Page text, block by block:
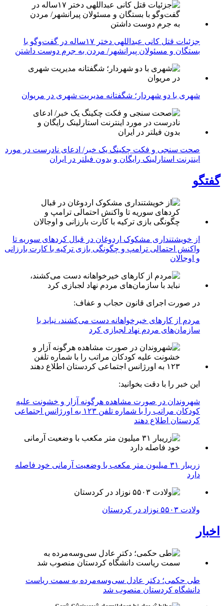
جزئیات قتل کانی عبداللهی دختر ۱۷ساله در گفت‌وگو با
بستگان و مسئولان پیرانشهر/ مردن به جرم دوست داشتن
شهری با دو شهردار؛ شگفتانه مدیریت شهری در مریوان
صحت سنجی و فکت چکینگ یک خبر/ ادعای نادرست در مورد
اینترنت استارلینک رایگان و بدون فیلتر در ایران
گفتگو
از خویشتنداری مشکوک اردوغان در قبال کردهای سوریه تا
واکنش احتمالی ترامپ و چگونگی بازی ترکیه با کارت بارزانی
و اوجالان
در صورت اجرای قانون حجاب و عفاف:
مردم از کارهای خیرخواهانه دست می‌کشند، نباید با
سازمان‌های مردم نهاد لجبازی کرد
این خبر را با دقت بخوانید:
شهروندان در صورت مشاهده هرگونه آزار و خشونت علیه
کودکان مراتب را با شماره تلفن ۱۲۳ به اورژانس اجتماعی
کردستان اطلاع دهند
زریبار ۳۱ میلیون متر مکعب با وضعیت آرمانی خود فاصله
دارد
ولادت ۵۵۰۳ نوزاد در کردستان
اخبار
طی حکمی؛ دکتر عادل سی‌وسه‌مرده به سمت ریاست
دانشگاه کردستان منصوب شد